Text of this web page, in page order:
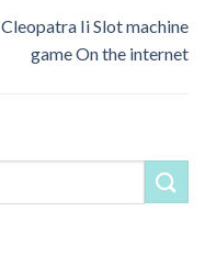
Cleopatra Ii Slot machine
game On the internet